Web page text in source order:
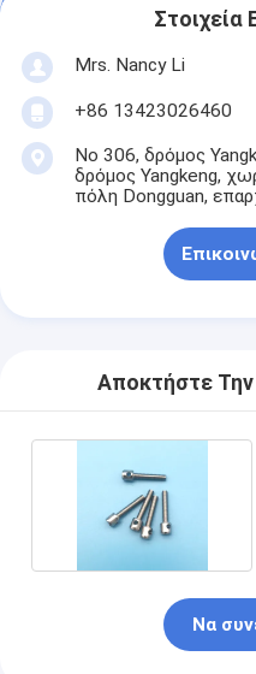
Στοιχεία
Mrs. Nancy Li
+86 13423026460
Νο 306, δρόμος
δρόμος Yangkeng,
πόλη Dongguan,
Αποκτήστε Την
Να